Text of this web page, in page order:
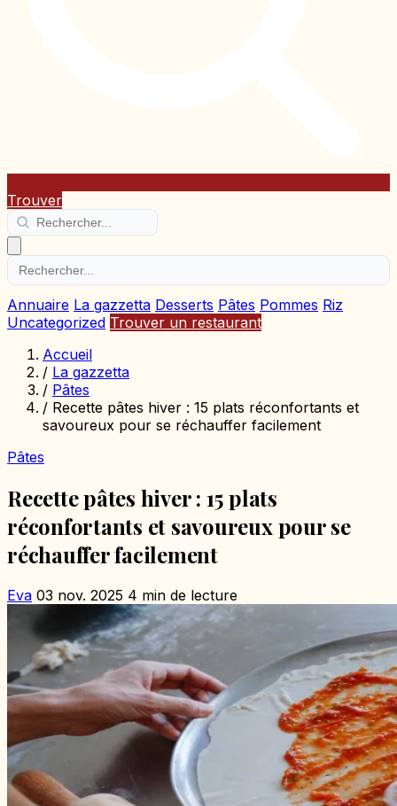
Trouver
Annuaire La gazzetta Desserts Pâtes Pommes Riz
Uncategorized Trouver un restaurant
Accueil
/ La gazzetta
/ Pâtes
/ Recette pâtes hiver : 15 plats réconfortants et
savoureux pour se réchauffer facilement
Pâtes
Recette pâtes hiver : 15 plats
réconfortants et savoureux pour se
réchauffer facilement
Eva 03 nov. 2025 4 min de lecture